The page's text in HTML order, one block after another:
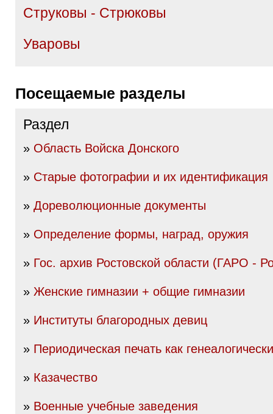
Струковы - Стрюковы
Уваровы
Посещаемые разделы
Раздел
» Область Войска Донского
» Старые фотографии и их идентификация
» Дореволюционные документы
» Определение формы, наград, оружия
» Гос. архив Ростовской области (ГАРО -
» Женские гимназии + общие гимназии
» Институты благородных девиц
» Периодическая печать как
» Казачество
» Военные учебные заведения